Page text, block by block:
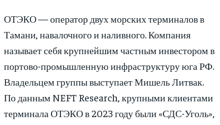
ОТЭКО — оператор двух морских терминалов в
Тамани, навалочного и наливного. Компания
называет себя крупнейшим частным инвестором в
портово-промышленную инфраструктуру юга РФ.
Владельцем группы выступает Мишель Литвак.
По данным NEFT Research, крупными клиентами
терминала ОТЭКО в 2023 году были «СДС-Уголь»,